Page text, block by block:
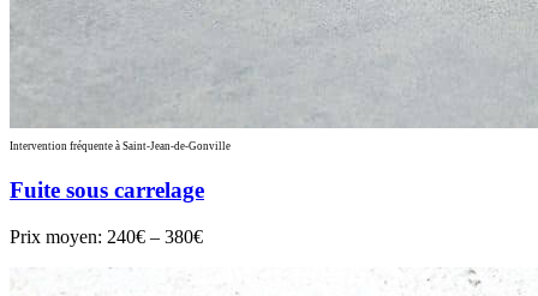
Intervention fréquente à Saint-Jean-de-Gonville
Fuite sous carrelage
Prix moyen: 240€ – 380€